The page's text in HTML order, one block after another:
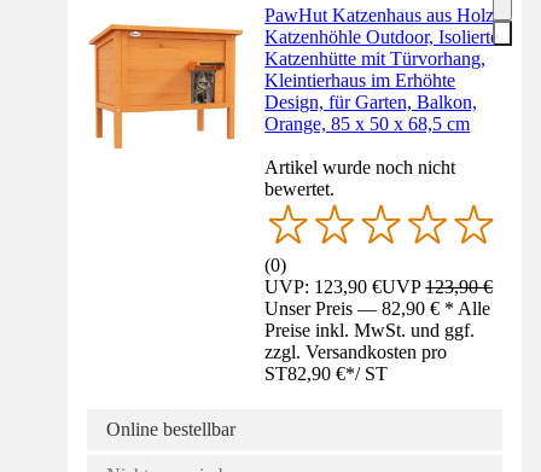
PawHut Katzenhaus aus Holz,
Katzenhöhle Outdoor, Isolierte
Katzenhütte mit Türvorhang,
Kleintierhaus im Erhöhte
Design, für Garten, Balkon,
Orange, 85 x 50 x 68,5 cm
Artikel wurde noch nicht
bewertet.
(0)
UVP: 123,90 €UVP123,90 €
Unser Preis — 82,90 € * Alle
Preise inkl. MwSt. und ggf.
zzgl. Versandkosten pro
ST82,90 €*/ ST
Online bestellbar